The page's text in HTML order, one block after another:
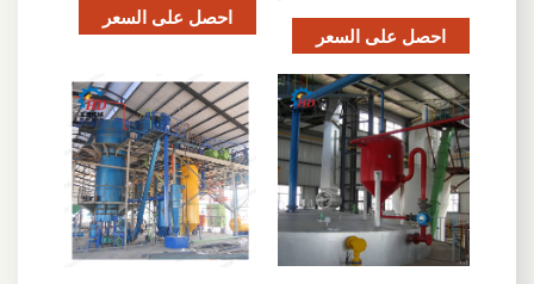
احصل على السعر
احصل على السعر